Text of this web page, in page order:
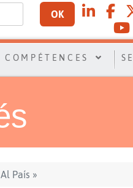
OK
COMPÉTENCES
País »